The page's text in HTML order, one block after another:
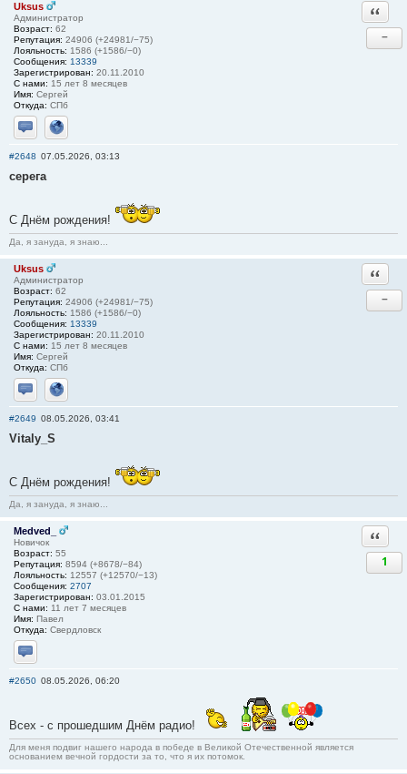
Uksus
Администратор
Возраст: 62
Репутация: 24906 (+24981/−75)
Лояльность: 1586 (+1586/−0)
Сообщения: 13339
Зарегистрирован: 20.11.2010
С нами: 15 лет 8 месяцев
Имя: Сергей
Откуда: СПб
Отправить личное сообщение
Сайт
−
#2648 07.05.2026, 03:13
серега
С Днём рождения!
Да, я зануда, я знаю...
Uksus
Администратор
Возраст: 62
Репутация: 24906 (+24981/−75)
Лояльность: 1586 (+1586/−0)
Сообщения: 13339
Зарегистрирован: 20.11.2010
С нами: 15 лет 8 месяцев
Имя: Сергей
Откуда: СПб
Отправить личное сообщение
Сайт
−
#2649 08.05.2026, 03:41
Vitaly_S
С Днём рождения!
Да, я зануда, я знаю...
Medved_
Новичок
Возраст: 55
Репутация: 8594 (+8678/−84)
Лояльность: 12557 (+12570/−13)
Сообщения: 2707
Зарегистрирован: 03.01.2015
С нами: 11 лет 7 месяцев
Имя: Павел
Откуда: Свердловск
Отправить личное сообщение
1
#2650 08.05.2026, 06:20
Всех - с прошедшим Днём радио!
Для меня подвиг нашего народа в победе в Великой Отечественной является
основанием вечной гордости за то, что я их потомок.